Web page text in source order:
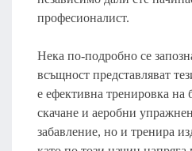
професионалист.
Нека по-подробно се
всъщност представляват
е ефективна тренировка на
скачане и аеробни
забавление, но и тренира